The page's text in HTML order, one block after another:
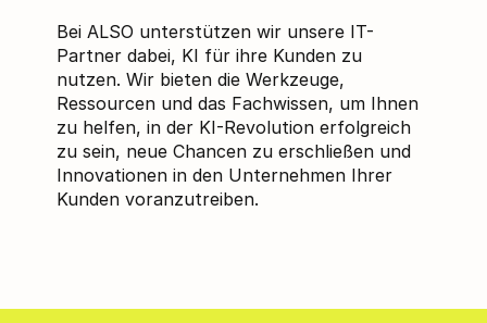
Bei ALSO unterstützen wir unsere IT-
Partner dabei, KI für ihre Kunden zu
nutzen. Wir bieten die Werkzeuge,
Ressourcen und das Fachwissen, um Ihnen
zu helfen, in der KI-Revolution erfolgreich
zu sein, neue Chancen zu erschließen und
Innovationen in den Unternehmen Ihrer
Kunden voranzutreiben.